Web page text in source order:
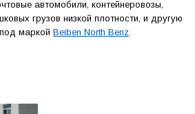
автомобили, контейнеровозы,
грузов низкой плотности, и другую
маркой Beiben North Benz